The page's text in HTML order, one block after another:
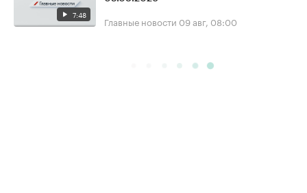
7:48 Главные новости 09 авг, 08:00